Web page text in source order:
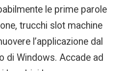
le prime parole
trucchi slot machine
l’applicazione dal
di Windows. Accade ad